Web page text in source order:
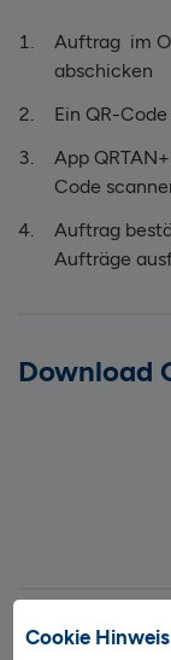
Cookie
Auftrag im
abschicken
Ein QR-
App
Code
Auftrag
Aufträge
Download
Mit QRTAN+